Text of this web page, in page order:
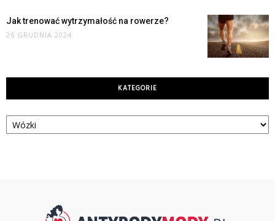
Jak trenować wytrzymałość na rowerze?
26 GRUDNIA 2024
KATEGORIE
Kategorie